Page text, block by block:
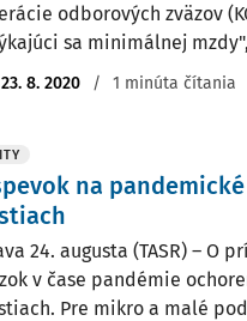
odborových zväzov
sa minimálnej
23. 8. 2020 / 1 minúta čítania
na
24. augusta (TASR) – O
v čase pandémie
Pre mikro a malé